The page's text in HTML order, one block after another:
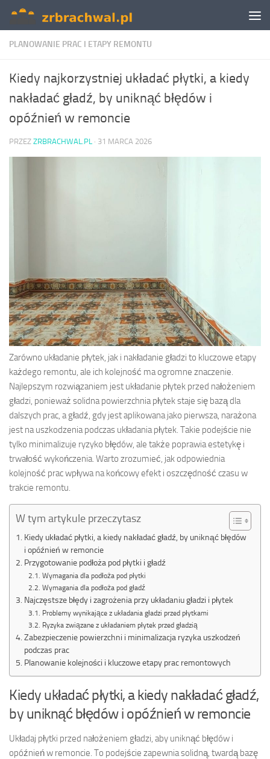
Skip to content
PLANOWANIE PRAC I ETAPY REMONTU
Kiedy najkorzystniej układać płytki, a kiedy
nakładać gładź, by uniknąć błędów i
opóźnień w remoncie
PRZEZ ZRBRACHWAL.PL · 31 MARCA 2026
Zarówno układanie płytek, jak i nakładanie gładzi to kluczowe etapy
każdego remontu, ale ich kolejność ma ogromne znaczenie.
Najlepszym rozwiązaniem jest układanie płytek przed nałożeniem
gładzi, ponieważ solidna powierzchnia płytek staje się bazą dla
dalszych prac, a gładź, gdy jest aplikowana jako pierwsza, narażona
jest na uszkodzenia podczas układania płytek. Takie podejście nie
tylko minimalizuje ryzyko błędów, ale także poprawia estetykę i
trwałość wykończenia. Warto zrozumieć, jak odpowiednia
kolejność prac wpływa na końcowy efekt i oszczędność czasu w
trakcie remontu.
W tym artykule przeczytasz
Kiedy układać płytki, a kiedy nakładać gładź, by uniknąć błędów
i opóźnień w remoncie
Przygotowanie podłoża pod płytki i gładź
Wymagania dla podłoża pod płytki
Wymagania dla podłoża pod gładź
Najczęstsze błędy i zagrożenia przy układaniu gładzi i płytek
Problemy wynikające z układania gładzi przed płytkami
Ryzyka związane z układaniem płytek przed gładzią
Zabezpieczenie powierzchni i minimalizacja ryzyka uszkodzeń
podczas prac
Planowanie kolejności i kluczowe etapy prac remontowych
Kiedy układać płytki, a kiedy nakładać gładź,
by uniknąć błędów i opóźnień w remoncie
Układaj płytki przed nałożeniem gładzi, aby uniknąć błędów i
opóźnień w remoncie. To podejście zapewnia solidną, twardą bazę